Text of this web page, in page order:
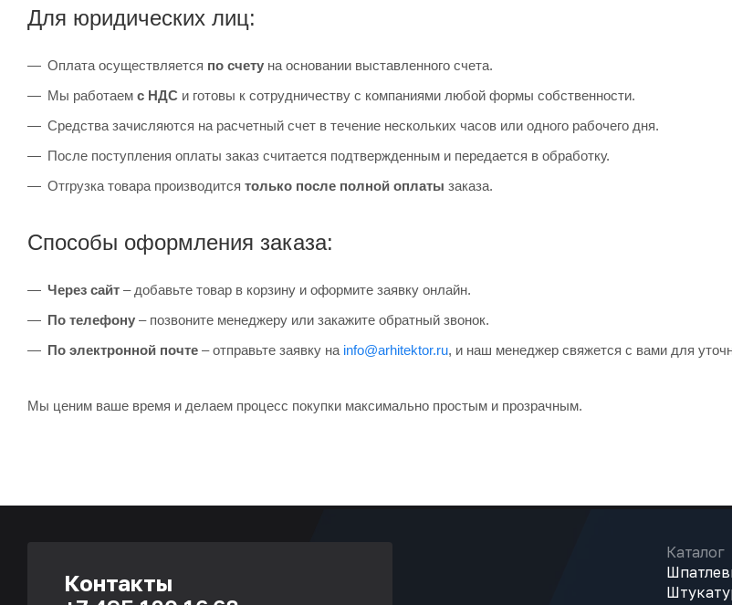
Для юридических лиц:
Оплата осуществляется по счету на основании выставленного счета.
Мы работаем с НДС и готовы к сотрудничеству с компаниями любой формы собственности.
Средства зачисляются на расчетный счет в течение нескольких часов или одного рабочего дня.
После поступления оплаты заказ считается подтвержденным и передается в обработку.
Отгрузка товара производится только после полной оплаты заказа.
Способы оформления заказа:
Через сайт – добавьте товар в корзину и оформите заявку онлайн.
По телефону – позвоните менеджеру или закажите обратный звонок.
По электронной почте – отправьте заявку на info@arhitektor.ru, и наш менеджер свяжется с вами для
Мы ценим ваше время и делаем процесс покупки максимально простым и прозрачным.
Контакты
Каталог